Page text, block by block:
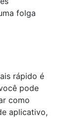
folga
rápido é
pode
como
aplicativo,